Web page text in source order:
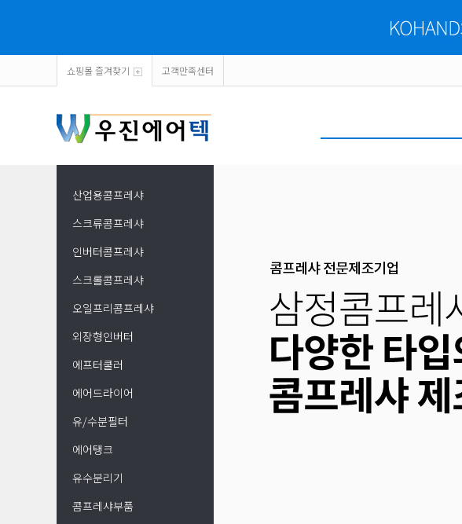
쇼핑몰 즐겨찾기 고객만족센터
산업용콤프레샤
스크류콤프레샤
인버터콤프레샤
스크롤콤프레샤
오일프리콤프레샤
외장형인버터
에프터쿨러
에어드라이어
유/수분필터
에어탱크
유수분리기
콤프레샤부품